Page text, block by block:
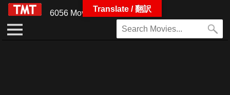
6056 MoviesTranslate / 翻訳